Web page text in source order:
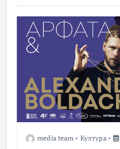
media team Култура